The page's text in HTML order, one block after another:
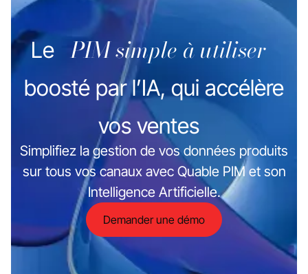
Le PIM simple à utiliser
boosté par l’IA, qui accélère
vos ventes
Simplifiez la gestion de vos données produits
sur tous vos canaux avec Quable PIM et son
Intelligence Artificielle.
Demander une démo